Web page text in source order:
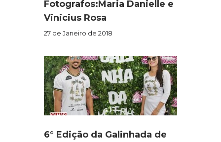
Fotografos:Maria Danielle e
Vinicius Rosa
27 de Janeiro de 2018
6° Edição da Galinhada de